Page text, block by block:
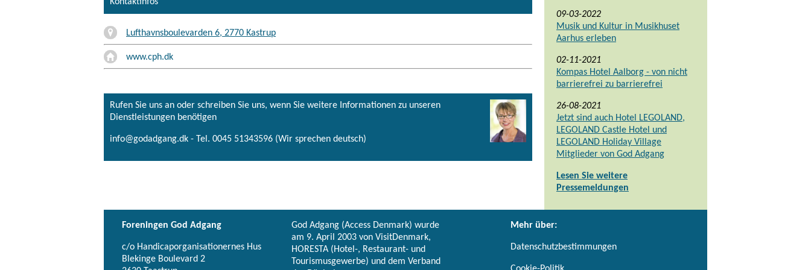
Kontaktinfos
Lufthavnsboulevarden 6, 2770 Kastrup
www.cph.dk
Rufen Sie uns an oder schreiben Sie uns, wenn Sie weitere Informationen zu unseren
Dienstleistungen benötigen
info@godadgang.dk - Tel. 0045 51343596 (Wir sprechen deutsch)
09-03-2022
Musik und Kultur in Musikhuset
Aarhus erleben
02-11-2021
Kompas Hotel Aalborg - von nicht
barrierefrei zu barrierefrei
26-08-2021
Jetzt sind auch Hotel LEGOLAND,
LEGOLAND Castle Hotel und
LEGOLAND Holiday Village
Mitglieder von God Adgang
Lesen Sie weitere
Pressemeldungen
Foreningen God Adgang
c/o Handicaporganisationernes Hus
Blekinge Boulevard 2
God Adgang (Access Denmark) wurde
am 9. April 2003 von VisitDenmark,
HORESTA (Hotel-, Restaurant- und
Tourismusgewerbe) und dem Verband
Mehr über:
Datenschutzbestimmungen